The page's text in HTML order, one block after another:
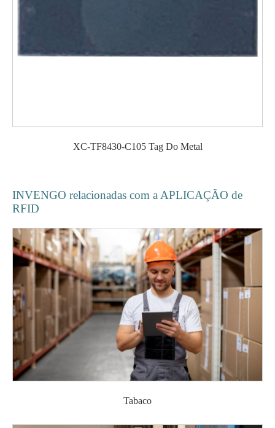
XC-TF8430-C105 Tag Do Metal
INVENGO relacionadas com a APLICAÇÃO de
RFID
Tabaco